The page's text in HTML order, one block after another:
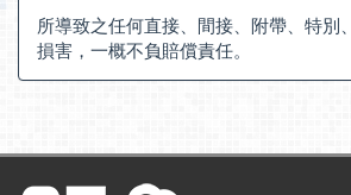
所導致之任何直接、間接、附帶、特別
損害，一概不負賠償責任。